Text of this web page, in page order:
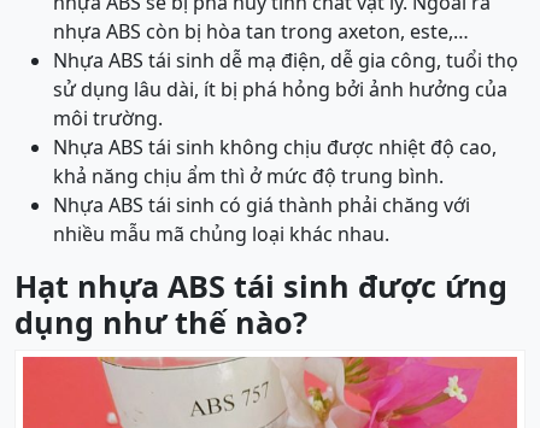
nhựa ABS còn bị hòa tan trong axeton, este,…
Nhựa ABS tái sinh dễ mạ điện, dễ gia công, tuổi thọ
sử dụng lâu dài, ít bị phá hỏng bởi ảnh hưởng của
môi trường.
Nhựa ABS tái sinh không chịu được nhiệt độ cao,
khả năng chịu ẩm thì ở mức độ trung bình.
Nhựa ABS tái sinh có giá thành phải chăng với
nhiều mẫu mã chủng loại khác nhau.
Hạt nhựa ABS tái sinh được ứng
dụng như thế nào?